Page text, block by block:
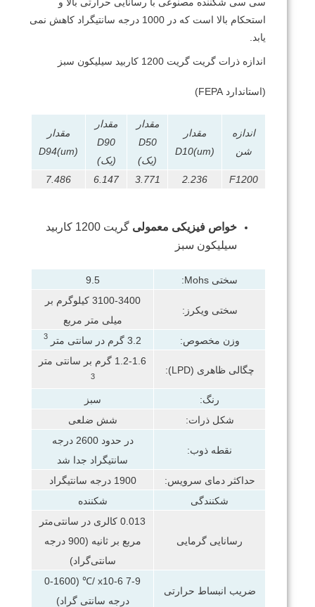
سی سی شکننده مصنوعی با رسانایی حرارتی بالا و
استحکام بالا است که در 1000 درجه سانتیگراد کاهش نمی
یابد.
اندازه ذرات گریت گریت 1200 کاربید سیلیکون سبز
(استاندارد FEPA)
اندازه
شن
مقدار
D10(um)
مقدار
D50
(یک)
مقدار
D90
(یک)
مقدار
D94(um)
F1200
2.236
3.771
6.147
7.486
خواص فیزیکی معمولی
گریت 1200 کاربید
سیلیکون سبز
سختی Mohs: 9.5
سختی ویکرز:
3100-3400 کیلوگرم بر
میلی متر مربع
وزن مخصوص:
3.2 گرم در سانتی متر 3
چگالی ظاهری (LPD):
1.2-1.6 گرم بر سانتی متر
3
رنگ:
سبز
شکل ذرات:
شش ضلعی
نقطه ذوب:
در حدود 2600 درجه
سانتیگراد جدا شد
حداکثر دمای سرویس:
1900 درجه سانتیگراد
شکنندگی
شکننده
رسانایی گرمایی
0.013 کالری در سانتی‌متر
مربع بر ثانیه (900 درجه
سانتی‌گراد)
ضریب انبساط حرارتی
7-9 x10-6 /℃ (0-1600
درجه سانتی گراد)